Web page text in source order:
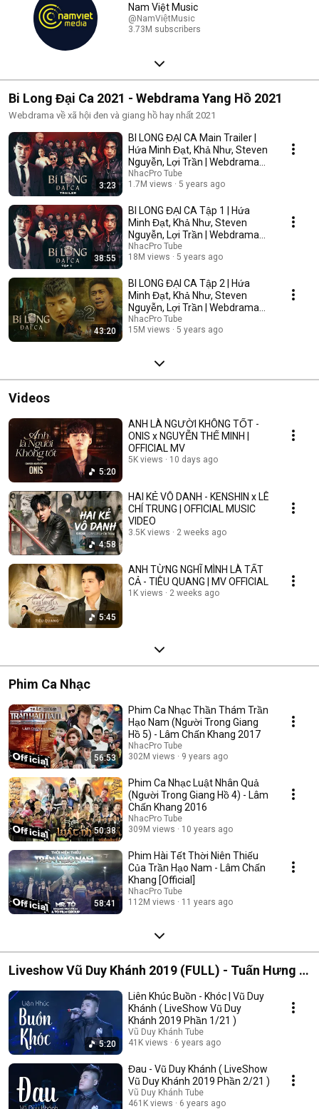
Nam Việt Music
@NamViệtMusic
3.73M subscribers
Bi Long Đại Ca 2021 - Webdrama Yang Hồ 2021
Webdrama về xã hội đen và giang hồ hay nhất 2021
3:23
BI LONG ĐẠI CA Main Trailer |
Hứa Minh Đạt, Khả Như, Steven
Nguyễn, Lợi Trần | Webdrama
Yang Hồ 2021
NhacPro Tube
1.7M views
5 years ago
38:55
BI LONG ĐẠI CA Tập 1 | Hứa
Minh Đạt, Khả Như, Steven
Nguyễn, Lợi Trần | Webdrama
Yang Hồ 2021
NhacPro Tube
18M views
5 years ago
43:20
BI LONG ĐẠI CA Tập 2 | Hứa
Minh Đạt, Khả Như, Steven
Nguyễn, Lợi Trần | Webdrama
Yang Hồ 2021
NhacPro Tube
15M views
5 years ago
Videos
5:20
ANH LÀ NGƯỜI KHÔNG TỐT -
ONIS x NGUYỄN THẾ MINH |
OFFICIAL MV
5K views 10 days ago
4:58
HAI KẺ VÔ DANH - KENSHIN x LÊ
CHÍ TRUNG | OFFICIAL MUSIC
VIDEO
3.5K views 2 weeks ago
5:45
ANH TỪNG NGHĨ MÌNH LÀ TẤT
CẢ - TIÊU QUANG | MV OFFICIAL
1K views 2 weeks ago
Phim Ca Nhạc
56:53
Phim Ca Nhạc Thần Thám Trần
Hạo Nam (Người Trong Giang
Hồ 5) - Lâm Chấn Khang 2017
NhacPro Tube
302M views
9 years ago
50:38
Phim Ca Nhạc Luật Nhân Quả
(Người Trong Giang Hồ 4) - Lâm
Chấn Khang 2016
NhacPro Tube
309M views
10 years ago
58:41
Phim Hài Tết Thời Niên Thiếu
Của Trần Hạo Nam - Lâm Chấn
Khang [Official]
NhacPro Tube
112M views
11 years ago
Liveshow Vũ Duy Khánh 2019 (FULL) - Tuấn Hưng ,
Đạt G , Dương Hoàng Yến
5:20
Liên Khúc Buồn - Khóc | Vũ Duy
Khánh ( LiveShow Vũ Duy
Khánh 2019 Phần 1/21 )
Vũ Duy Khánh Tube
41K views
6 years ago
Đau - Vũ Duy Khánh ( LiveShow
Vũ Duy Khánh 2019 Phần 2/21 )
Vũ Duy Khánh Tube
461K views
6 years ago